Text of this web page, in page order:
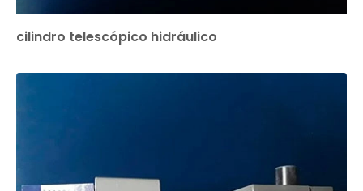
cilindro telescópico hidráulico